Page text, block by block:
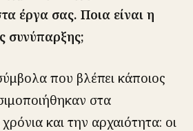
έργα σας. Ποια είναι η
συνύπαρξης;
που βλέπει κάποιος
στα
και την αρχαιότητα: οι